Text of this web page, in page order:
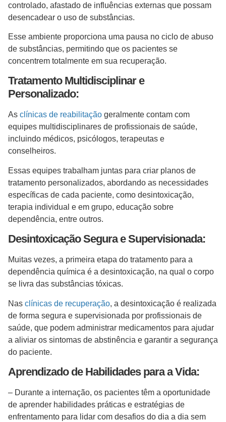
controlado, afastado de influências externas que possam
desencadear o uso de substâncias.
Esse ambiente proporciona uma pausa no ciclo de abuso
de substâncias, permitindo que os pacientes se
concentrem totalmente em sua recuperação.
Tratamento Multidisciplinar e
Personalizado:
As clínicas de reabilitação geralmente contam com
equipes multidisciplinares de profissionais de saúde,
incluindo médicos, psicólogos, terapeutas e
conselheiros.
Essas equipes trabalham juntas para criar planos de
tratamento personalizados, abordando as necessidades
específicas de cada paciente, como desintoxicação,
terapia individual e em grupo, educação sobre
dependência, entre outros.
Desintoxicação Segura e Supervisionada:
Muitas vezes, a primeira etapa do tratamento para a
dependência química é a desintoxicação, na qual o corpo
se livra das substâncias tóxicas.
Nas clínicas de recuperação, a desintoxicação é realizada
de forma segura e supervisionada por profissionais de
saúde, que podem administrar medicamentos para ajudar
a aliviar os sintomas de abstinência e garantir a segurança
do paciente.
Aprendizado de Habilidades para a Vida:
– Durante a internação, os pacientes têm a oportunidade
de aprender habilidades práticas e estratégias de
enfrentamento para lidar com desafios do dia a dia sem